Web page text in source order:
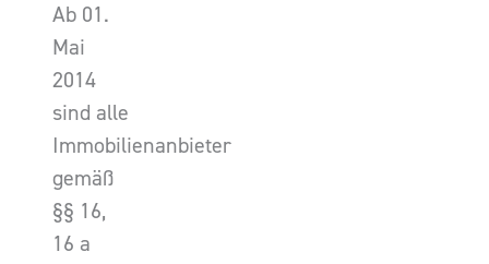
Ab 01.
Mai
2014
sind alle
Immobilienanbieter
gemäß
§§ 16,
16 a